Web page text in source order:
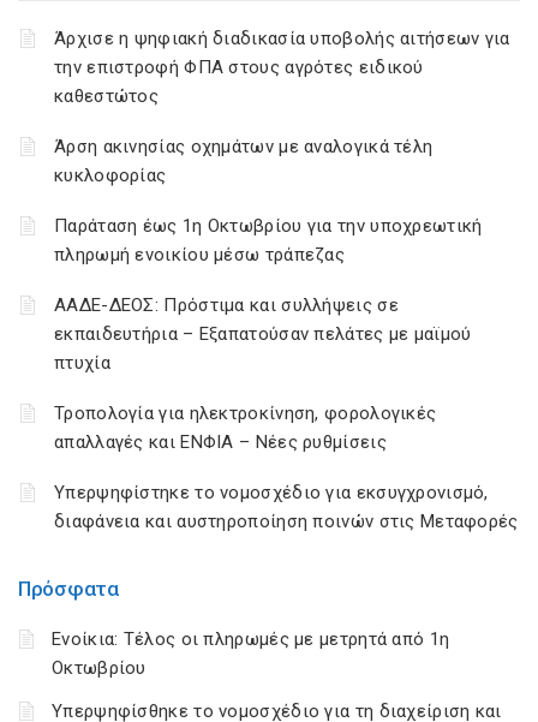
Πρόσφατα
Ενοίκια: Τέλος οι πληρωμές με μετρητά από 1η
Οκτωβρίου
Υπερψηφίσθηκε το νομοσχέδιο για τη διαχείριση και
Άρχισε η ψηφιακή διαδικασία υποβολής αιτήσεων για
την επιστροφή ΦΠΑ στους αγρότες ειδικού
καθεστώτος
Άρση ακινησίας οχημάτων με αναλογικά τέλη
κυκλοφορίας
Παράταση έως 1η Οκτωβρίου για την υποχρεωτική
πληρωμή ενοικίου μέσω τράπεζας
ΑΑΔΕ-ΔΕΟΣ: Πρόστιμα και συλλήψεις σε
εκπαιδευτήρια – Εξαπατούσαν πελάτες με μαϊμού
πτυχία
Τροπολογία για ηλεκτροκίνηση, φορολογικές
απαλλαγές και ΕΝΦΙΑ – Νέες ρυθμίσεις
Υπερψηφίστηκε το νομοσχέδιο για εκσυγχρονισμό,
διαφάνεια και αυστηροποίηση ποινών στις Μεταφορές